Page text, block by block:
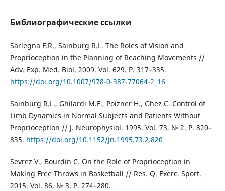
Библиографические ссылки
Sarlegna F.R., Sainburg R.L. The Roles of Vision and
Proprioception in the Planning of Reaching Movements //
Adv. Exp. Med. Biol. 2009. Vol. 629. P. 317–335.
https://doi.org/10.1007/978-0-387-77064-2_16
Sainburg R.L., Ghilardi M.F., Poizner H., Ghez C. Control of
Limb Dynamics in Normal Subjects and Patients Without
Proprioception // J. Neurophysiol. 1995. Vol. 73, № 2. P. 820–
835. https://doi.org/10.1152/jn.1995.73.2.820
Sevrez V., Bourdin C. On the Role of Proprioception in
Making Free Throws in Basketball // Res. Q. Exerc. Sport.
2015. Vol. 86, № 3. P. 274–280.